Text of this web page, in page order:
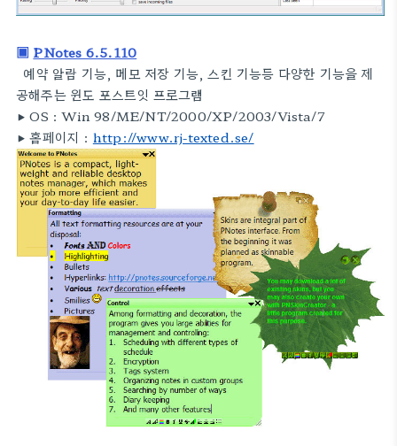
▣ PNotes 6.5.110
예약 알람 기능, 메모 저장 기능, 스킨 기능등 다양한 기능을 제
공해주는 윈도 포스트잇 프로그램
▶ OS :Win 98/ME/NT/2000/XP/2003/Vista/7
▶ 홈페이지 : http://www.rj-texted.se/